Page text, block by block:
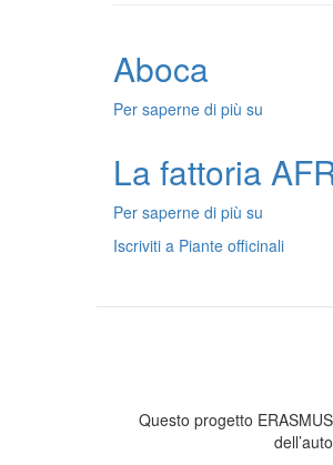
Aboca
Per saperne di più su
La fattoria
Per saperne di più su
fattoria
AFRA
Iscriviti a Piante officinali
Questo progetto